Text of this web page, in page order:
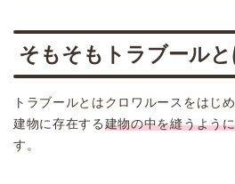
そもそもトラブール
トラブールとはクロワルースをはじ
建物に存在する 建物の中を縫うよう
す。